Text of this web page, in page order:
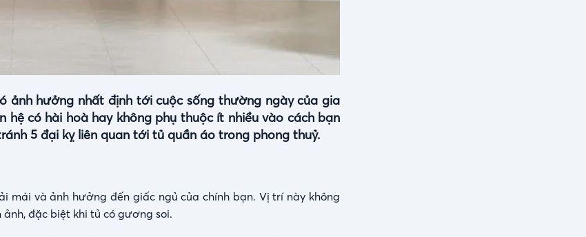
ảnh hưởng nhất định tới cuộc sống thường ngày của gia
hệ có hài hoà hay không phụ thuộc ít nhiều vào cách bạn
5 đại kỵ liên quan tới tủ quần áo trong phong thuỷ.
và ảnh hưởng đến giấc ngủ của chính bạn. Vị trí này không
đặc biệt khi tủ có gương soi.